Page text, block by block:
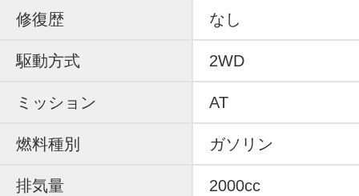
修復歴 なし
駆動方式 2WD
ミッション AT
燃料種別 ガソリン
排気量 2000cc